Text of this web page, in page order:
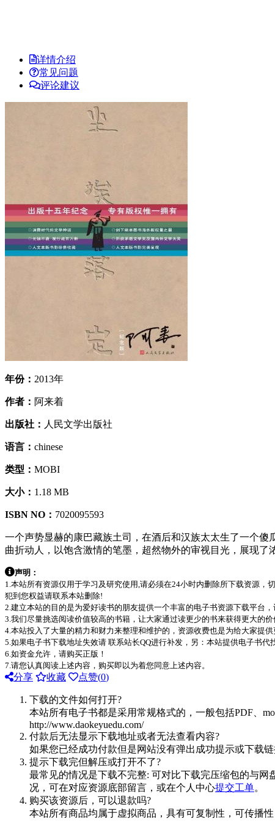
详情介绍
常见问题
评论建议
年份： 2013年
作者： 阿来着
出版社： 人民文学出版社
语言： chinese
类型： MOBI
大小： 1.18 MB
ISBN NO： 7020095593
一个声势显赫的康巴藏族土司，在酒后和汉族太太生了一个
曲折动人，以饱含激情的笔墨，超然物外的审视目光，展现了
声明：
1.本站所有资源仅用于学习及研究使用,请必须在24小时内删除所下载资源
犯到您权益请联系本站删除!
2.建立本站的目的是为爱好读书的朋友提供一个丰富的电子书资源下载平台，
3.我们尽量挑选阅读价值较高的书籍，让大家通过读更少的书来获得更大的价
4.本站投入了大量的精力和财力来整理和维护的，资源收费也是为给大家提
5.如果电子书下载地址失效请 联系站长QQ进行补发，另：本站提供电子书代
6.如资金允许，请购买正版！
7.请您认真阅读上述内容，购买即以为着您同意上述内容。
分享 收藏 点赞(0)
下载的文件如何打开?
本站所有电子书都是采用常规格式的，一般包括PDF、
http://www.daokeyuedu.com/
付款后无法显示下载地址或者无法查看内容?
如果您已经成功付款但是网站没有弹出成功提示或下载
提示下载完但解压或打开不了?
最常见的情况是下载不完整: 可对比下载完压缩包的与
况，可在对应资源底部留言，或在个人中心提交工单。
购买该资源后，可以退款吗?
本站所有商品均属于虚拟商品，具有可复制性，可传播